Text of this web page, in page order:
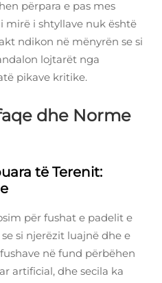
përpara e pas mes
mirë i shtyllave nuk është
ndikon në mënyrën se si
lojtarët nga
pikave kritike.
dhe Norme
të Terenit:
për fushat e padelit e
si njerëzit luajnë dhe e
në fund përbëhen
artificial, dhe secila ka